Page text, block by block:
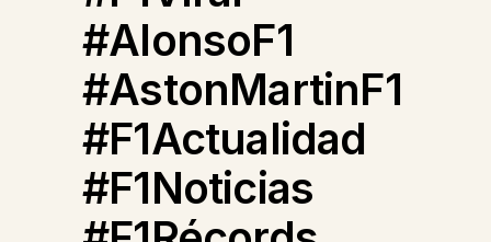
#AlonsoF1
#AstonMartinF1
#F1Actualidad
#F1Noticias